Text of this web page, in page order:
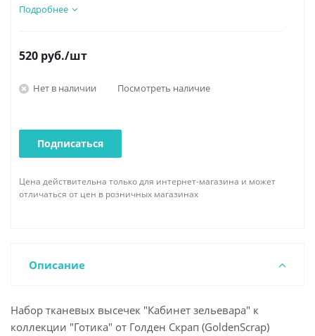
Подробнее
520 руб./шт
Нет в наличии Посмотреть наличие
Подписаться
Цена действительна только для интернет-магазина и может
отличаться от цен в розничных магазинах
Описание
Набор тканевых высечек "Кабинет зельевара" к
коллекции "Готика" от Голден Скрап (GoldenScrap)